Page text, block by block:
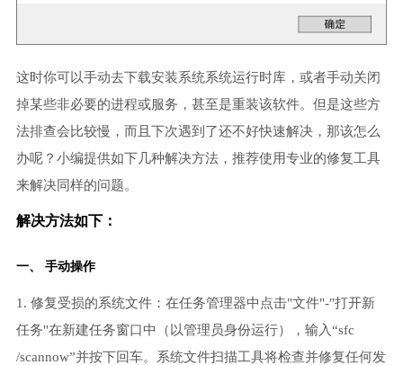
这时你可以手动去下载安装系统系统运行时库，或者手动关闭
掉某些非必要的进程或服务，甚至是重装该软件。但是这些方
法排查会比较慢，而且下次遇到了还不好快速解决，那该怎么
办呢？小编提供如下几种解决方法，推荐使用专业的修复工具
来解决同样的问题。
解决方法如下：
一、 手动操作
1. 修复受损的系统文件：在任务管理器中点击"文件"-"打开新
任务"在新建任务窗口中（以管理员身份运行），输入“sfc
/scannow”并按下回车。系统文件扫描工具将检查并修复任何发